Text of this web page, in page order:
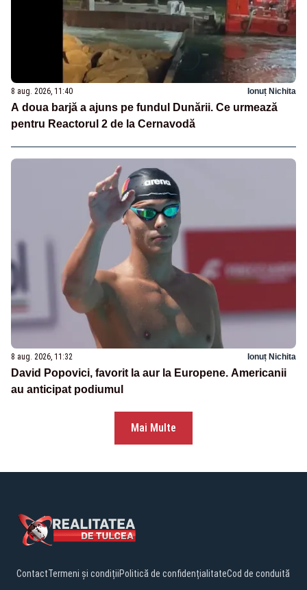
8 aug. 2026, 11:40 Ionuț Nichita
A doua barjă a ajuns pe fundul Dunării. Ce urmează
pentru Reactorul 2 de la Cernavodă
8 aug. 2026, 11:32 Ionuț Nichita
David Popovici, favorit la aur la Europene. Americanii
au anticipat podiumul
Mai Multe
ContactTermeni și condițiiPolitică de confidențialitateCod de conduită